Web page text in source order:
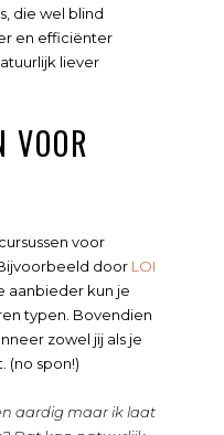
die wel blind
en efficiënter
liever
VOOR
voor
door LOI
aanbieder kun je
typen. Bovendien
zowel jij als je
(no spon!)
aardig maar ik laat